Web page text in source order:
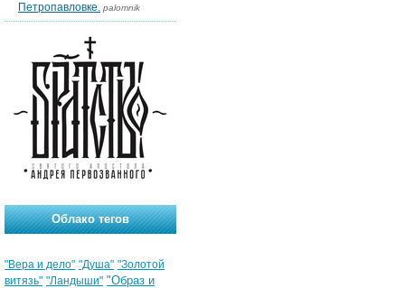
Петропавловке. palomnik
Облако тегов
"Вера и дело" "Душа" "Золотой
витязь" "Ландыши" "Образ и